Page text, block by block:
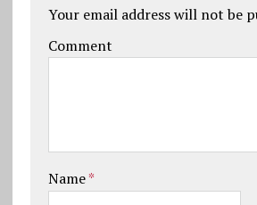
Your email address will not be
Comment
Name*